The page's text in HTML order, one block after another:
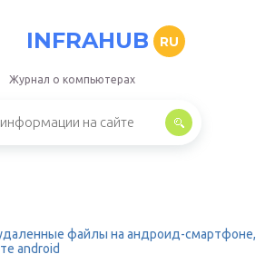
INFRAHUB RU
Журнал о компьютерах
файлы на андроид-смартфоне,
android